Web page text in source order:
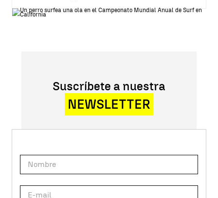
Suscríbete a nuestra
NEWSLETTER